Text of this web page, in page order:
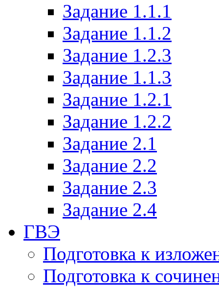
Задание 1.1.1
Задание 1.1.2
Задание 1.2.3
Задание 1.1.3
Задание 1.2.1
Задание 1.2.2
Задание 2.1
Задание 2.2
Задание 2.3
Задание 2.4
ГВЭ
Подготовка к
Подготовка к